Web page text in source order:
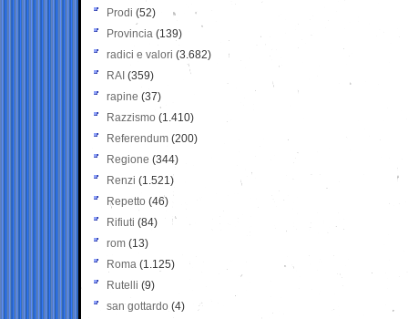
Prodi (52)
Provincia (139)
radici e valori (3.682)
RAI (359)
rapine (37)
Razzismo (1.410)
Referendum (200)
Regione (344)
Renzi (1.521)
Repetto (46)
Rifiuti (84)
rom (13)
Roma (1.125)
Rutelli (9)
san gottardo (4)